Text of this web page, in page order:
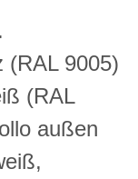
(RAL 9005)
(RAL
außen